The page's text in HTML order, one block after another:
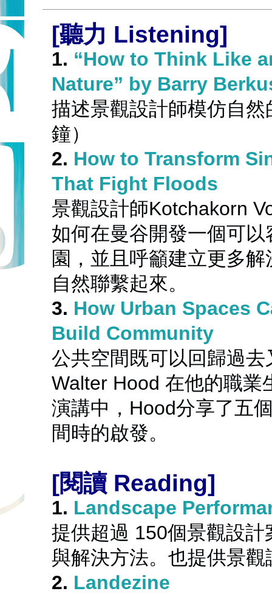
[聽力 Listening]
1. “How to Think Like
Nature” by Barry
描述景觀設計師模仿自
鐘）
2. How to Transform
That Fight Floods
景觀設計師Kotchakorn
如何在曼谷開發一個可
園，並且呼籲建立更多
自然聯繫起來。
3. How Urban Spaces
Build Community
公共空間既可以回歸過
Walter Hood 在他的職業
演講中，Hood分享了五
間時的啟發。
[閱讀 Reading]
1. Landscape
提供超過 150個景觀設
與解決方法。也提供景
2. Landezine